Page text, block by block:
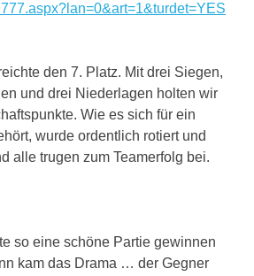
den 7. Platz. Mit drei Siegen,
und drei Niederlagen holten wir
Wie es sich für ein
wurde ordentlich rotiert und
alle trugen zum Teamerfolg bei.
so eine schöne Partie gewinnen
kam das Drama … der Gegner